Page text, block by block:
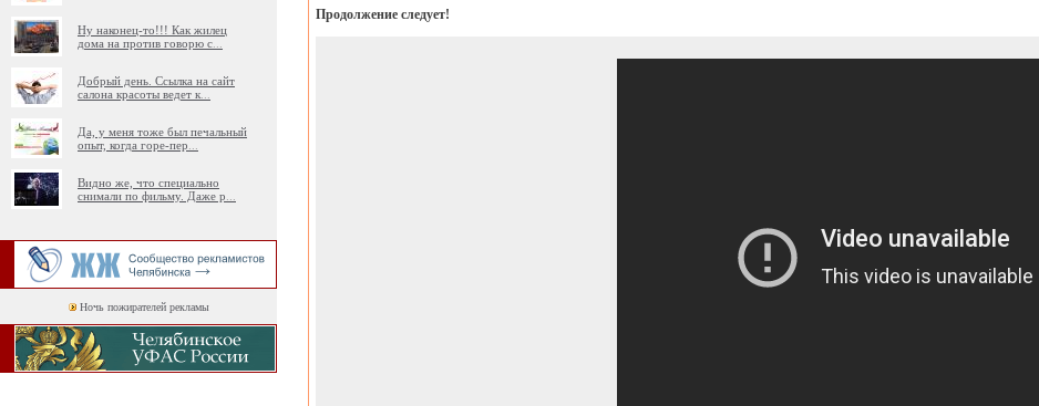
Ну наконец-то!!! Как жилец
дома на против говорю с
Добрый день. Ссылка на сайт
салона красоты ведет к
Да, у меня тоже был печальный
опыт, когда горе-пер
Видно же, что специально
снимали по фильму. Даже р
Ночь пожирателей рекламы
Продолжение следует!